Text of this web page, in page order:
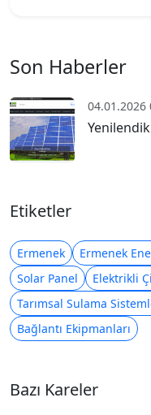
Son Haberler
04.01.2026
Yenilendik
Etiketler
Ermenek Ermenek
Solar Panel
Elektrikli
Tarımsal Sulama
Bağlantı Ekipmanları
Bazı Kareler